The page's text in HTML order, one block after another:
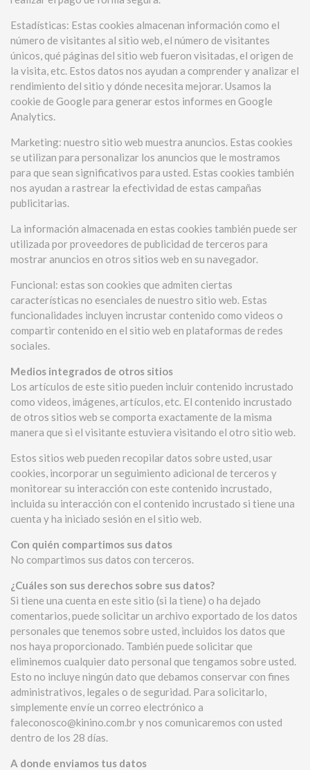
Estadísticas: Estas cookies almacenan información como el
número de visitantes al sitio web, el número de visitantes
únicos, qué páginas del sitio web fueron visitadas, el origen de
la visita, etc. Estos datos nos ayudan a comprender y analizar el
rendimiento del sitio y dónde necesita mejorar. Usamos la
cookie de Google para generar estos informes en Google
Analytics.
Marketing: nuestro sitio web muestra anuncios. Estas cookies
se utilizan para personalizar los anuncios que le mostramos
para que sean significativos para usted. Estas cookies también
nos ayudan a rastrear la efectividad de estas campañas
publicitarias.
La información almacenada en estas cookies también puede ser
utilizada por proveedores de publicidad de terceros para
mostrar anuncios en otros sitios web en su navegador.
Funcional: estas son cookies que admiten ciertas
características no esenciales de nuestro sitio web. Estas
funcionalidades incluyen incrustar contenido como videos o
compartir contenido en el sitio web en plataformas de redes
sociales.
Medios integrados de otros sitios
Los artículos de este sitio pueden incluir contenido incrustado
como videos, imágenes, artículos, etc. El contenido incrustado
de otros sitios web se comporta exactamente de la misma
manera que si el visitante estuviera visitando el otro sitio web.
Estos sitios web pueden recopilar datos sobre usted, usar
cookies, incorporar un seguimiento adicional de terceros y
monitorear su interacción con este contenido incrustado,
incluida su interacción con el contenido incrustado si tiene una
cuenta y ha iniciado sesión en el sitio web.
Con quién compartimos sus datos
No compartimos sus datos con terceros.
¿Cuáles son sus derechos sobre sus datos?
Si tiene una cuenta en este sitio (si la tiene) o ha dejado
comentarios, puede solicitar un archivo exportado de los datos
personales que tenemos sobre usted, incluidos los datos que
nos haya proporcionado. También puede solicitar que
eliminemos cualquier dato personal que tengamos sobre usted.
Esto no incluye ningún dato que debamos conservar con fines
administrativos, legales o de seguridad. Para solicitarlo,
simplemente envíe un correo electrónico a
faleconosco@kinino.com.br y nos comunicaremos con usted
dentro de los 28 días.
A donde enviamos tus datos